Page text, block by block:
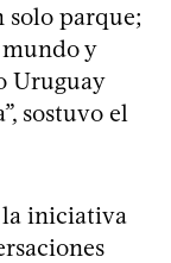
solo parque;
y
Uruguay
sostuvo el
la iniciativa